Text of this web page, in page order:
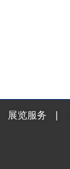
展览服务 |